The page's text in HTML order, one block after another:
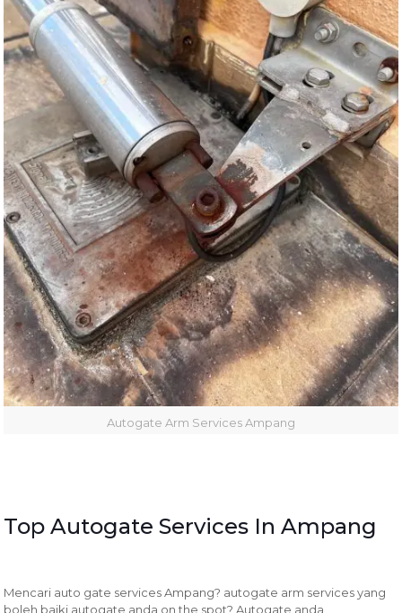
Autogate Arm Services Ampang
Top Autogate Services In Ampang
Mencari auto gate services Ampang? autogate arm services yang
boleh baiki autogate anda on the spot? Autogate anda